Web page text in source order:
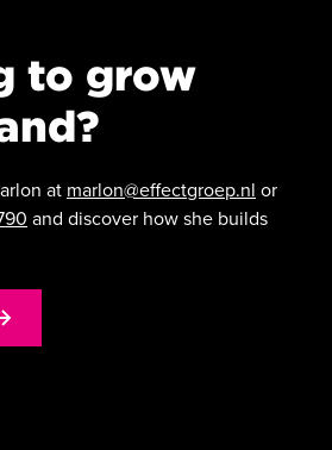
to grow
at marlon@effectgroep.nl or
and discover how she builds